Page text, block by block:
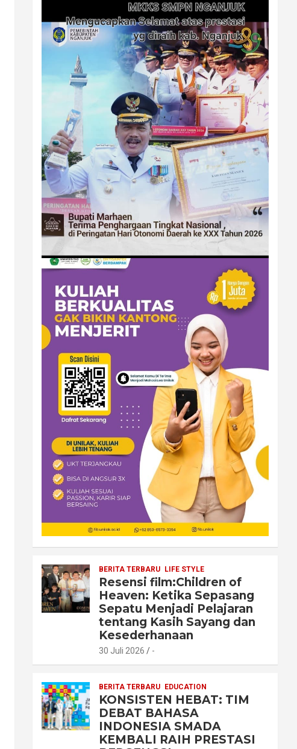
BERITA TERBARU LIFE STYLE
Resensi film:Children of
Heaven: Ketika Sepasang
Sepatu Menjadi Pelajaran
tentang Kasih Sayang dan
Kesederhanaan
30 Juli 2026 -
BERITA TERBARU EDUCATION
KONSISTEN HEBAT: TIM
DEBAT BAHASA
INDONESIA SMADA
KEMBALI RAIH PRESTASI